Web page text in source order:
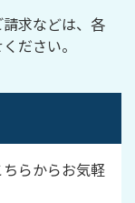
求などは、各
ださい。
らからお気軽